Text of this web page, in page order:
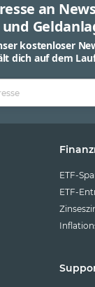
an News
und
kostenloser
dich auf dem
ETF-
ETF-